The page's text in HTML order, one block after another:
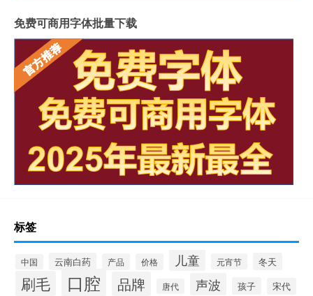
免费可商用字体批量下载
标签
中国 云南白药 产品 价格 儿童 元宵节 冬天
刷毛 口腔 品牌 唐代 声波 孩子 宋代